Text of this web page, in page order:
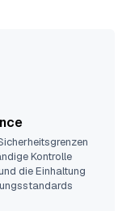
Kontrolle
die Einhaltung